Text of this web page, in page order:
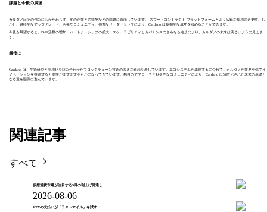
課題と今後の展望
カルダノはその強みにもかかわらず、他の企業との競争などの課題に直面しています。 スマートコントラクト プラットフォームとより広範な採用の必要性。し
かし、継続的なアップグレード、活発なコミュニティ、強力なリーダーシップにより、Cardano は長期的な成功を収めることができます。
今後を展望すると、DeFi活動の増加、パートナーシップの拡大、スケーラビリティとガバナンスのさらなる進歩により、カルダノの未来は明るいように見えま
す。
最後に
Cardano は、学術研究と実用化を組み合わせたブロックチェーン技術の大きな進歩を表しています。エコシステムが成熟するにつれて、カルダノが業界全体でイ
ノベーションを推進する可能性がますます明らかになってきています。独自のアプローチと献身的なコミュニティにより、Cardano は分散化された未来の基礎と
なる道を順調に進んでいます。
関連記事
すべて
仮想通貨市場が注目する9月の利上げ見通し
2026-08-06
FTXの支払いが「ラストマイル」を試す